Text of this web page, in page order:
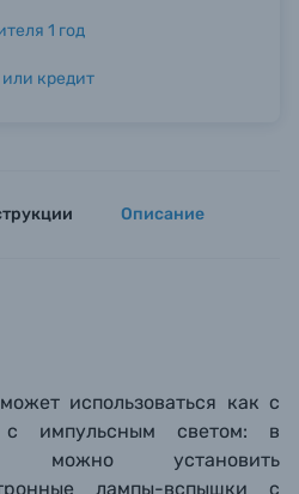
товары)
1 год
кредит
Описание
использоваться как с
импульсным светом: в
можно установить
лампы-вспышки с